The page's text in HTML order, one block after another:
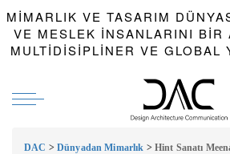
MIMARLIK VE TASARIM
VE MESLEK INSANLARINI BIR
MULTIDISIPLINER VE GLOBAL
DAC > Dünyadan Mimarlık > Hint Sanatı Meenakari’ye